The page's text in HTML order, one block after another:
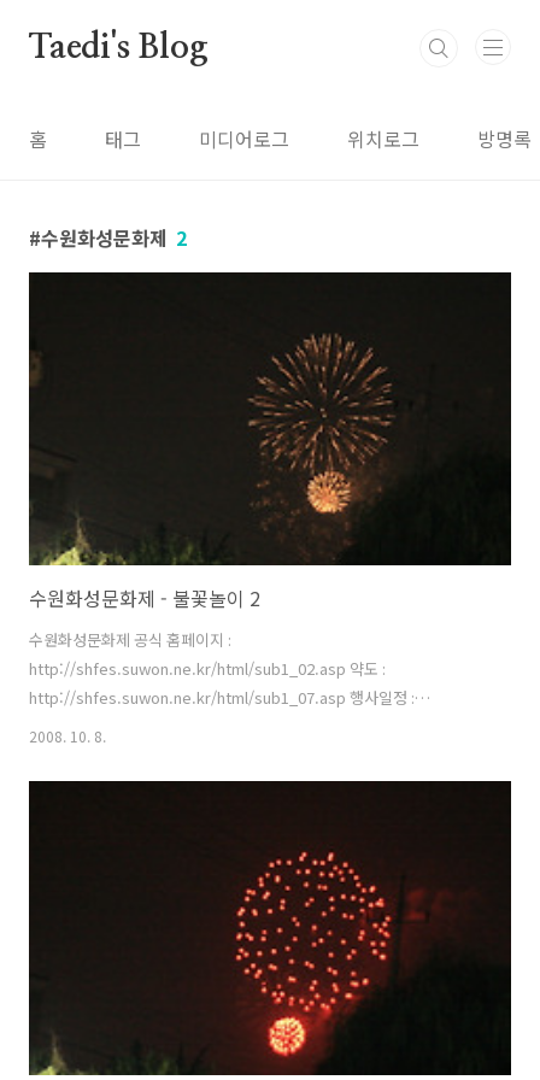
Taedi's Blog
홈 태그 미디어로그 위치로그 방명록
수원화성문화제 2
수원화성문화제 - 불꽃놀이 2
수원화성문화제 공식 홈페이지 :
http://shfes.suwon.ne.kr/html/sub1_02.asp 약도 :
http://shfes.suwon.ne.kr/html/sub1_07.asp 행사일정 :
http://shfes.suwon.ne.kr/html/sub2_01.asp
2008. 10. 8.